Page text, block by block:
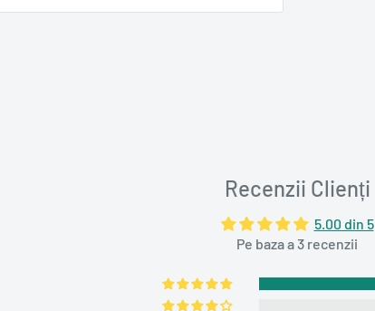
Recenzii Clienți
5.00 din 5
Pe baza a 3 recenzii